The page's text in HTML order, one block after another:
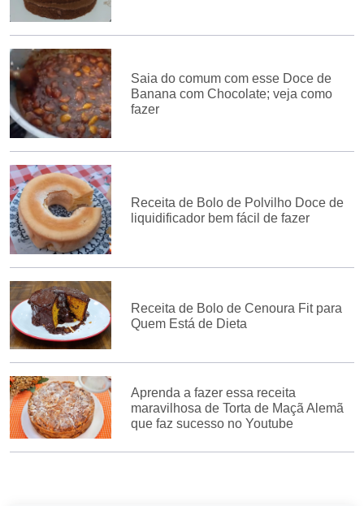
Saia do comum com esse Doce de
Banana com Chocolate; veja como
fazer
Receita de Bolo de Polvilho Doce de
liquidificador bem fácil de fazer
Receita de Bolo de Cenoura Fit para
Quem Está de Dieta
Aprenda a fazer essa receita
maravilhosa de Torta de Maçã Alemã
que faz sucesso no Youtube